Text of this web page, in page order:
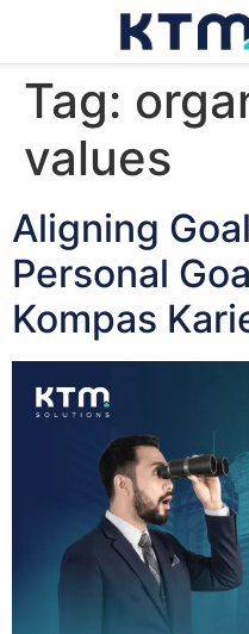
Tag:
values
Aligning
Personal
Kompas